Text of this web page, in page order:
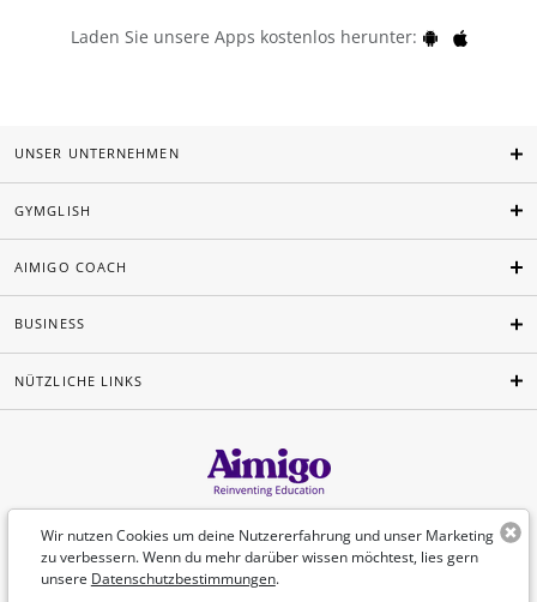
Laden Sie unsere Apps kostenlos herunter:
Wir nutzen Cookies um deine Nutzererfahrung und unser Marketing
zu verbessern. Wenn du mehr darüber wissen möchtest, lies gern
unsere Datenschutzbestimmungen.
UNSER UNTERNEHMEN
GYMGLISH
AIMIGO COACH
BUSINESS
NÜTZLICHE LINKS
Deutsch
©Aimigo 2026